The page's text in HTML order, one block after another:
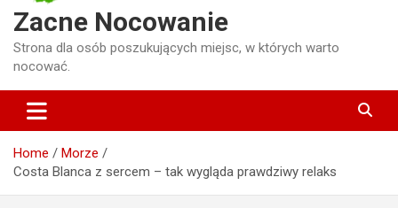
Zacne Nocowanie
Strona dla osób poszukujących miejsc, w których warto
nocować.
Home
Morze
Costa Blanca z sercem – tak wygląda prawdziwy relaks